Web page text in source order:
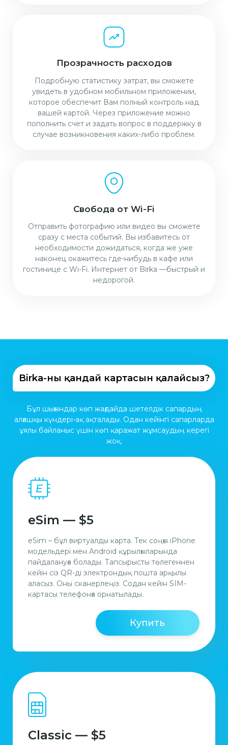
Прозрачность расходов
Подробную статистику затрат, вы сможете
увидеть в удобном мобильном приложении,
которое обеспечит Вам полный контроль над
вашей картой. Через приложение можно
пополнить счет и задать вопрос в поддержку в
случае возникновения каких-либо проблем.
Свобода от Wi-Fi
Отправить фотографию или видео вы сможете
сразу с места событий. Вы избавитесь от
необходимости дожидаться, когда же уже
наконец окажитесь где-нибудь в кафе или
гостинице с Wi-Fi. Интернет от Birka —быстрый и
недорогой.
Birka-ның қандай картасын қалайсыз?
Бұл шығындар көп жағдайда шетелдік сапардың
алғашқы күндері-ақ ақталады. Одан кейінгі сапарларда
ұялы байланыс үшін көп қаражат жұмсаудың керегі
жоқ.
eSim — $5
eSim – бұл виртуалды карта. Тек соңғы iPhone
модельдері мен Android құрылғыларында
пайдалануға болады. Тапсырысты төлегеннен
кейін сіз QR-ді электрондық пошта арқылы
аласыз. Оны сканерлеңіз. Содан кейiн SIM-
картасы телефонға орнатылады.
Купить
Classic — $5